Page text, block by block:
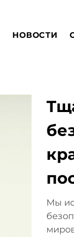
НОВОСТИ
Мы